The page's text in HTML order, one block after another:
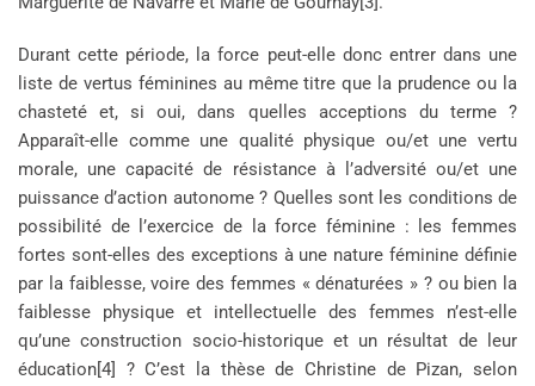
Durant cette période, la force peut-elle donc entrer dans une
liste de vertus féminines au même titre que la prudence ou la
chasteté et, si oui, dans quelles acceptions du terme ?
Apparaît-elle comme une qualité physique ou/et une vertu
morale, une capacité de résistance à l’adversité ou/et une
puissance d’action autonome ? Quelles sont les conditions de
possibilité de l’exercice de la force féminine : les femmes
fortes sont-elles des exceptions à une nature féminine définie
par la faiblesse, voire des femmes « dénaturées » ? ou bien la
faiblesse physique et intellectuelle des femmes n’est-elle
qu’une construction socio-historique et un résultat de leur
éducation[4] ? C’est la thèse de Christine de Pizan, selon